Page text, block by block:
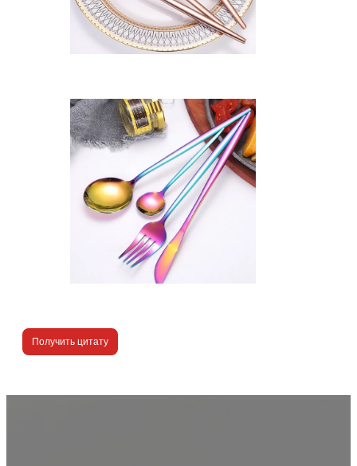
Получить цитату